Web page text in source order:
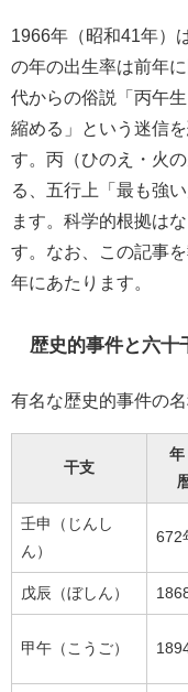
1966年（昭和41年）
の年の出生率は前年
代からの俗説「丙午
縮める」という迷信
す。丙（ひのえ・火
る、五行上「最も強
ます。科学的根拠は
す。なお、この記事
年にあたります。
歴史的事件と六十
有名な歴史的事件の
干支
年
壬申（じんし
ん）
672
戊辰（ぼしん）
甲午（こうご）